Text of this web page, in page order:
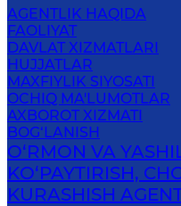
AGENTLIK HAQIDA
FAOLIYAT
DAVLAT XIZMATLARI
HUJJATLAR
MAXFIYLIK SIYOSATI
OCHIQ MA'LUMOTLAR
AXBOROT XIZMATI
BOG‘LANISH
O‘RMON VA
KO‘PAYTIRISH,
KURASHISH